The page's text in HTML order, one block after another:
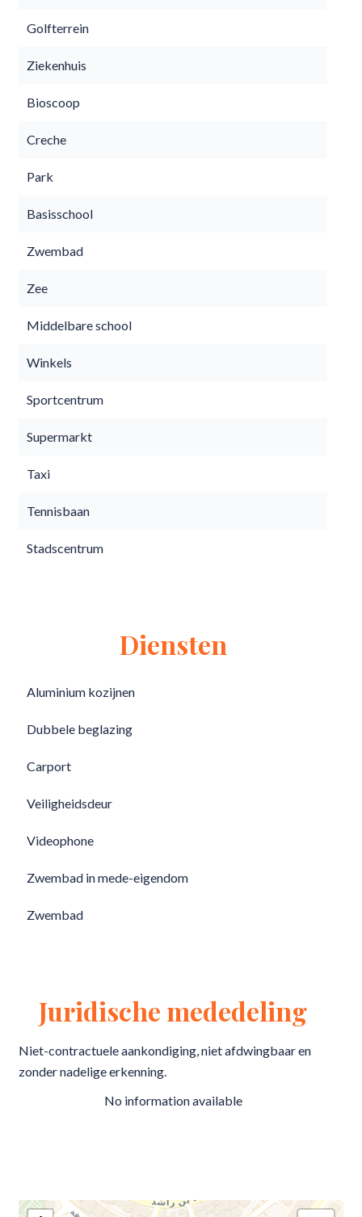
Golfterrein
Ziekenhuis
Bioscoop
Creche
Park
Basisschool
Zwembad
Zee
Middelbare school
Winkels
Sportcentrum
Supermarkt
Taxi
Tennisbaan
Stadscentrum
Diensten
Aluminium kozijnen
Dubbele beglazing
Carport
Veiligheidsdeur
Videophone
Zwembad in mede-eigendom
Zwembad
Juridische mededeling
Niet-contractuele aankondiging, niet afdwingbaar en
zonder nadelige erkenning.
No information available